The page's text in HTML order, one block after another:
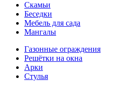
Скамьи
Беседки
Мебель для сада
Мангалы
Газонные ограждения
Решётки на окна
Арки
Стулья